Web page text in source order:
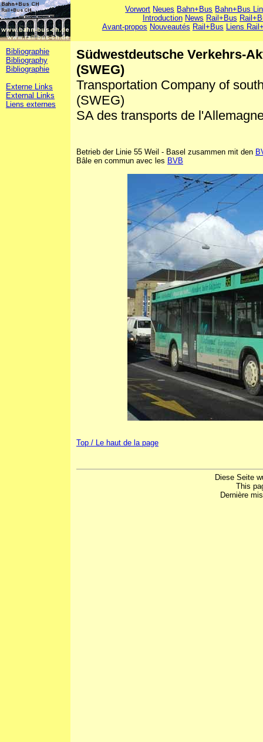
Vorwort Neues Bahn+Bus Bahn+Bus
Introduction News Rail+Bus
Avant-propos Nouveautés Rail+Bus Liens
Bibliographie
Bibliography
Bibliographie
Externe Links
External Links
Liens externes
Südwestdeutsche Verkehrs-
(SWEG)
Transportation Company of
(SWEG)
SA des transports de
Betrieb der Linie 55 Weil - Basel zusammen mit den
Bâle en commun avec les BVB
Top / Le haut de la page
Diese Seite
This
Dernière